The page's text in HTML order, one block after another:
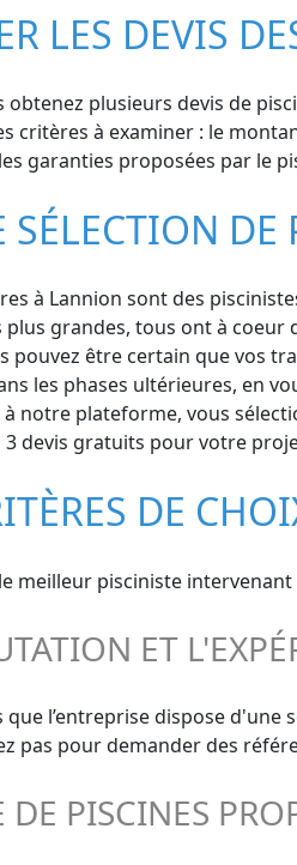
LES DEVIS
obtenez plusieurs devis de
critères à examiner : le
garanties proposées par le
SÉLECTION
à Lannion sont des
grandes, tous ont à
pouvez être certain que vos
les phases ultérieures, en
notre plateforme, vous
3 devis gratuits pour votre
DE
meilleur pisciniste
ET
que l’entreprise dispose
pas pour demander des
DE PISCINES